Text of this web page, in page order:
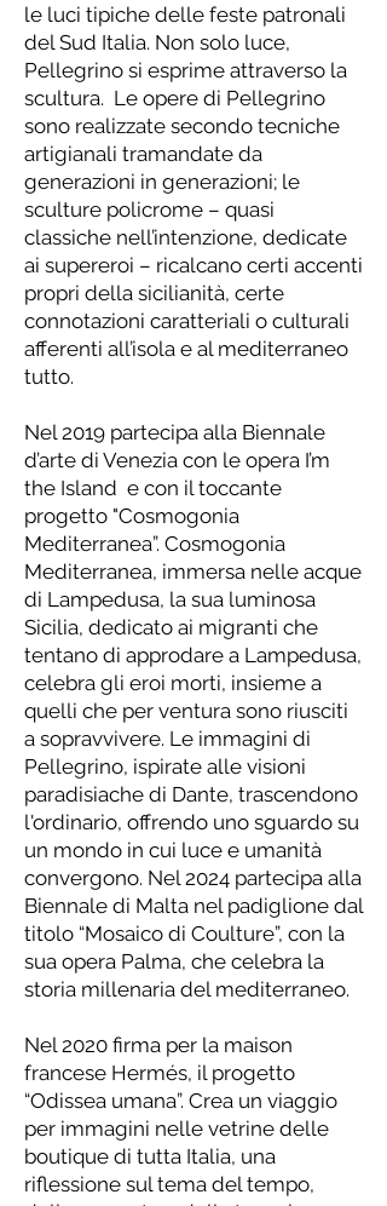
le luci tipiche delle feste patronali
del Sud Italia. Non solo luce,
Pellegrino si esprime attraverso la
scultura. Le opere di Pellegrino
sono realizzate secondo tecniche
artigianali tramandate da
generazioni in generazioni; le
sculture policrome – quasi
classiche nell’intenzione, dedicate
ai supereroi – ricalcano certi accenti
propri della sicilianità, certe
connotazioni caratteriali o culturali
afferenti all’isola e al mediterraneo
tutto.
Nel 2019 partecipa alla Biennale
d’arte di Venezia con le opera I’m
the Island e con il toccante
progetto "Cosmogonia
Mediterranea”. Cosmogonia
Mediterranea, immersa nelle acque
di Lampedusa, la sua luminosa
Sicilia, dedicato ai migranti che
tentano di approdare a Lampedusa,
celebra gli eroi morti, insieme a
quelli che per ventura sono riusciti
a sopravvivere. Le immagini di
Pellegrino, ispirate alle visioni
paradisiache di Dante, trascendono
l'ordinario, offrendo uno sguardo su
un mondo in cui luce e umanità
convergono. Nel 2024 partecipa alla
Biennale di Malta nel padiglione dal
titolo “Mosaico di Coulture”, con la
sua opera Palma, che celebra la
storia millenaria del mediterraneo.
Nel 2020 firma per la maison
francese Hermés, il progetto
“Odissea umana”. Crea un viaggio
per immagini nelle vetrine delle
boutique di tutta Italia, una
riflessione sul tema del tempo,